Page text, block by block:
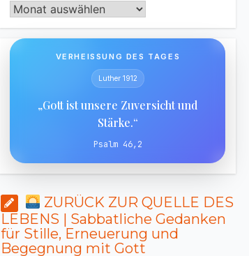
Archiv
VERHEISSUNG DES TAGES
Luther 1912
„Gott ist unsere Zuversicht und
Stärke.“
Psalm 46,2
ZURÜCK ZUR QUELLE DES
LEBENS | Sabbatliche Gedanken
für Stille, Erneuerung und
Begegnung mit Gott